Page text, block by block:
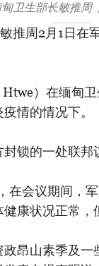
卫生部长敏推周
推周2月1日在
）在缅甸
情的情况下。
锁的一处联邦
在会议期间，
康状况正常，
昂山素季及